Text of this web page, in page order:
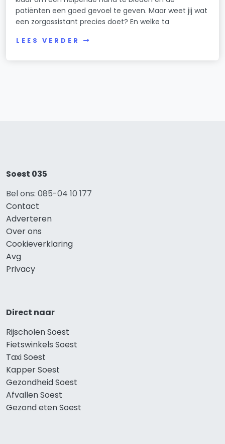
patiënten een goed gevoel te geven. Maar weet jij wat
een zorgassistant precies doet? En welke ta
LEES VERDER
Soest 035
Bel ons: 085-04 10 177
Contact
Adverteren
Over ons
Cookieverklaring
Avg
Privacy
Direct naar
Rijscholen Soest
Fietswinkels Soest
Taxi Soest
Kapper Soest
Gezondheid Soest
Afvallen Soest
Gezond eten Soest